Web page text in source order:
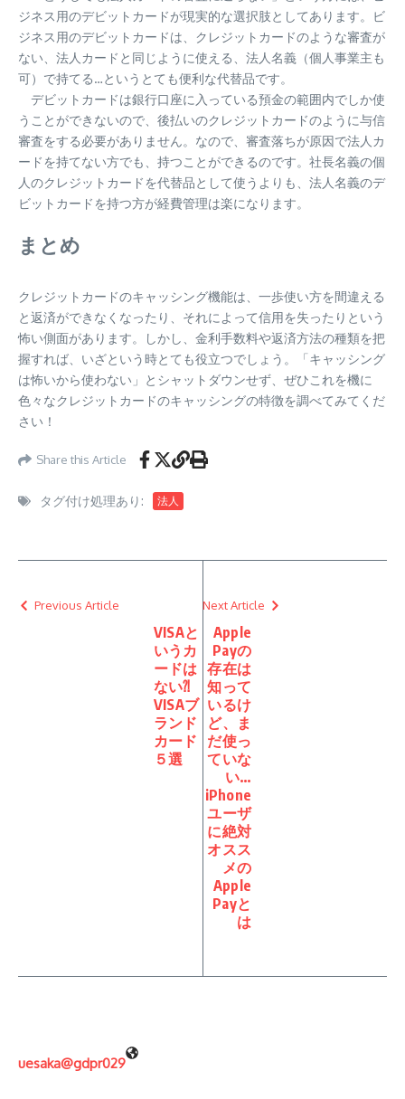
ジネス用のデビットカードが現実的な選択肢としてあります。ビ
ジネス用のデビットカードは、クレジットカードのような審査が
ない、法人カードと同じように使える、法人名義（個人事業主も
可）で持てる…というとても便利な代替品です。
デビットカードは銀行口座に入っている預金の範囲内でしか使
うことができないので、後払いのクレジットカードのように与信
審査をする必要がありません。なので、審査落ちが原因で法人カ
ードを持てない方でも、持つことができるのです。社長名義の個
人のクレジットカードを代替品として使うよりも、法人名義のデ
ビットカードを持つ方が経費管理は楽になります。
まとめ
クレジットカードのキャッシング機能は、一歩使い方を間違える
と返済ができなくなったり、それによって信用を失ったりという
怖い側面があります。しかし、金利手数料や返済方法の種類を把
握すれば、いざという時とても役立つでしょう。「キャッシング
は怖いから使わない」とシャットダウンせず、ぜひこれを機に
色々なクレジットカードのキャッシングの特徴を調べてみてくだ
さい！
Share this Article
タグ付け処理あり: 法人
Previous Article
VISAと
いうカ
ードは
ない⁈
VISAブ
ランド
カード
５選
Next Article
Apple
Payの
存在は
知って
いるけ
ど、ま
だ使っ
ていな
い…
iPhone
ユーザ
に絶対
オスス
メの
Apple
Payと
は
uesaka@gdpr029